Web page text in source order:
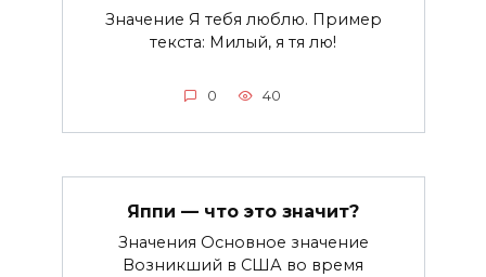
Значение Я тебя люблю. Пример
текста: Милый, я тя лю!
0 40
Яппи — что это значит?
Значения Основное значение
Возникший в США во время